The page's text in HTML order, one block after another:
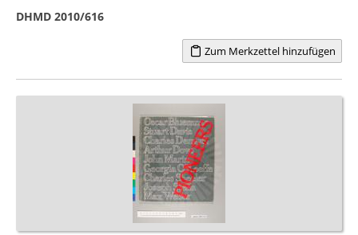
DHMD 2010/616
Zum Merkzettel hinzufügen